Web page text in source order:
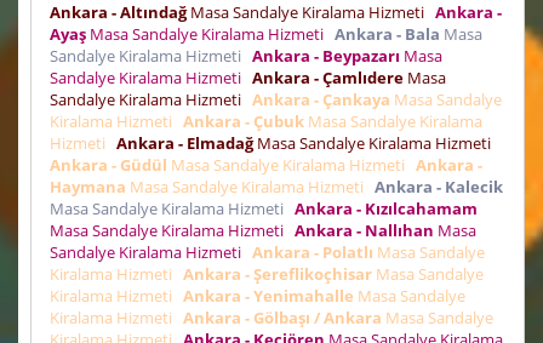
Ankara - AltındağMasa Sandalye Kiralama Hizmeti Ankara -
Ayaş Masa Sandalye Kiralama Hizmeti Ankara - Bala Masa
Sandalye Kiralama Hizmeti Ankara - Beypazarı Masa
Sandalye Kiralama Hizmeti Ankara - Çamlıdere Masa
Sandalye Kiralama Hizmeti Ankara - Çankaya Masa Sandalye
Kiralama Hizmeti Ankara - Çubuk Masa Sandalye Kiralama
Hizmeti Ankara - ElmadağMasa Sandalye Kiralama Hizmeti
Ankara - Güdül Masa Sandalye Kiralama Hizmeti Ankara -
Haymana Masa Sandalye Kiralama Hizmeti Ankara - Kalecik
Masa Sandalye Kiralama Hizmeti Ankara - Kızılcahamam
Masa Sandalye Kiralama Hizmeti Ankara - Nallıhan Masa
Sandalye Kiralama Hizmeti Ankara - Polatlı Masa Sandalye
Kiralama Hizmeti Ankara - Şereflikoçhisar Masa Sandalye
Kiralama Hizmeti Ankara - Yenimahalle Masa Sandalye
Kiralama Hizmeti Ankara - Gölbaşı / Ankara Masa Sandalye